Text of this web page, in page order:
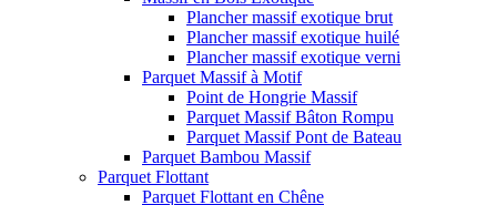
Plancher massif exotique brut
Plancher massif exotique huilé
Plancher massif exotique verni
Parquet Massif à Motif
Point de Hongrie Massif
Parquet Massif Bâton Rompu
Parquet Massif Pont de Bateau
Parquet Bambou Massif
Parquet Flottant
Parquet Flottant en Chêne